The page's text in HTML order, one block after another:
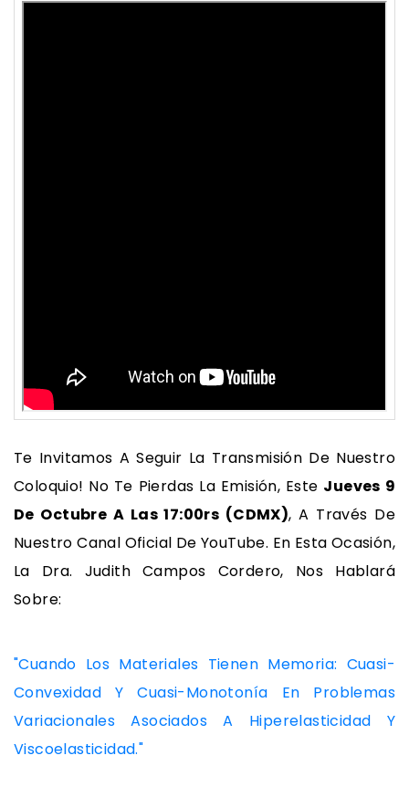
Te Invitamos A Seguir La Transmisión De Nuestro
Coloquio! No Te Pierdas La Emisión, Este Jueves 9
De Octubre A Las 17:00rs (CDMX), A Través De
Nuestro Canal Oficial De YouTube. En Esta Ocasión,
La Dra. Judith Campos Cordero, Nos Hablará
Sobre:
"Cuando Los Materiales Tienen Memoria: Cuasi-
Convexidad Y Cuasi-Monotonía En Problemas
Variacionales Asociados A Hiperelasticidad Y
Viscoelasticidad."